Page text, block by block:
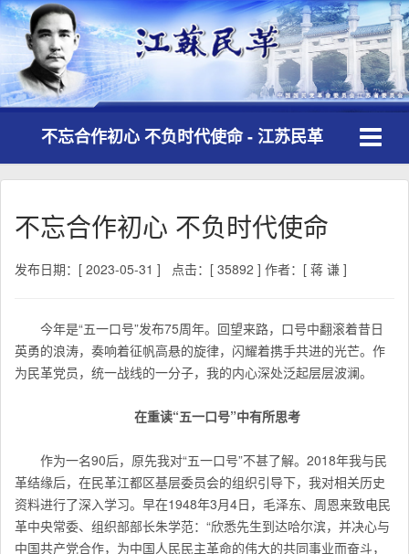
不忘合作初心 不负时代使命 - 江苏民革
不忘合作初心 不负时代使命
发布日期：[ 2023-05-31 ] 点击：[ 35892 ] 作者：[ 蒋 谦 ]
今年是“五一口号”发布75周年。回望来路，口号中翻滚着昔日
英勇的浪涛，奏响着征帆高悬的旋律，闪耀着携手共进的光芒。作
为民革党员，统一战线的一分子，我的内心深处泛起层层波澜。
在重读“五一口号”中有所思考
作为一名90后，原先我对“五一口号”不甚了解。2018年我与民
革结缘后，在民革江都区基层委员会的组织引导下，我对相关历史
资料进行了深入学习。早在1948年3月4日，毛泽东、周恩来致电民
革中央常委、组织部部长朱学范：“欣悉先生到达哈尔滨，并决心与
中国共产党合作，为中国人民民主革命的伟大的共同事业而奋斗，